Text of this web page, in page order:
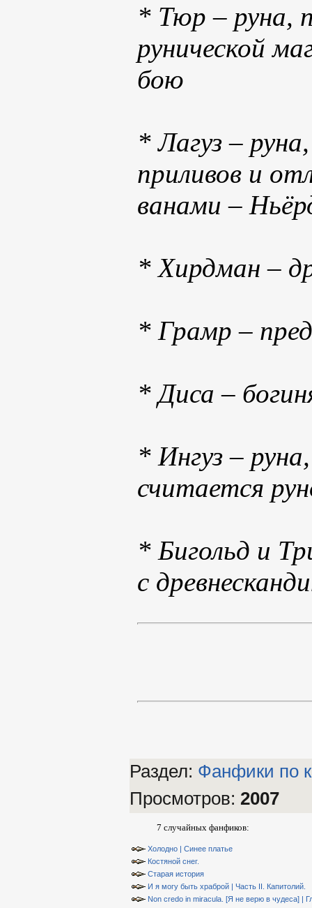
* Тюр – руна,
рунической
бою
* Лагуз –
приливов и
ванами –
* Хирдман –
* Грамр –
* Диса –
* Ингуз –
считается
* Бигольд и
с
Раздел: Фанфики по
Просмотров: 2007
7 случайных фанфиков:
Холодно | Синее платье
Костяной снег.
Старая история
И я могу быть храброй | Часть II. Капитолий.
Non credo in miracula. [Я не верю в чудеса] |